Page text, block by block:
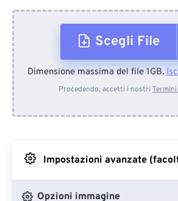
Scegli File
Dal dispositivo
Da Google
Dimensione massima del file 1GB.
Procedendo, accetti i nostri
Impostazioni avanzate
Opzioni immagine